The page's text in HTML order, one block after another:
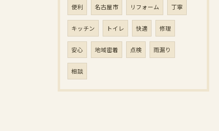
便利 名古屋市 リフォーム 丁寧
キッチン トイレ 快適 修理
安心 地域密着 点検 雨漏り
相談